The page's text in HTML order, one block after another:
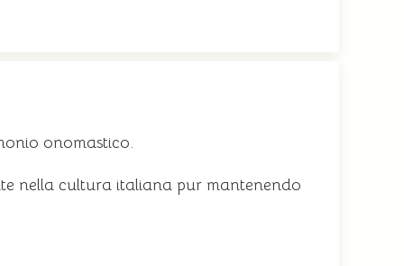
onomastico.
nella cultura italiana pur mantenendo